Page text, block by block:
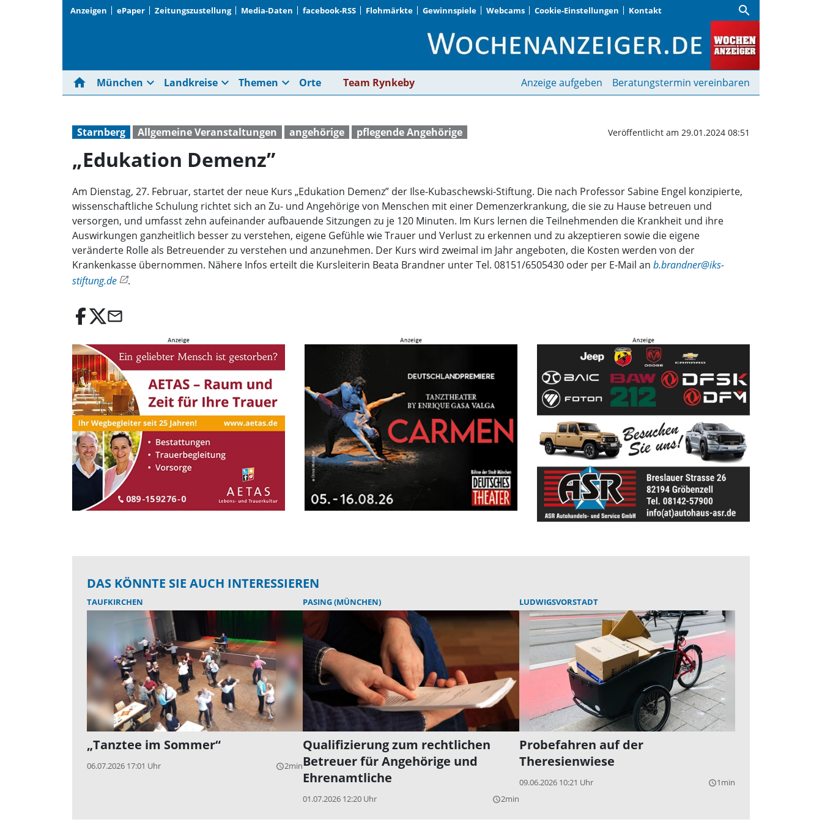
Anzeigen ePaper Zeitungszustellung Media-Daten facebook-RSS Flohmärkte Gewinnspiele Webcams Cookie-Einstellungen Kontakt search
„Edukation Demenz” | Wochenanzeiger
home München expand_more Landkreise expand_more Themen expand_more Orte Team Rynkeby Anzeige aufgeben Beratungstermin vereinbaren
Starnberg Allgemeine Veranstaltungen angehörige pflegende Angehörige Veröffentlicht am 29.01.2024 08:51
„Edukation Demenz”
Am Dienstag, 27. Februar, startet der neue Kurs „Edukation Demenz” der Ilse-Kubaschewski-Stiftung. Die nach Professor Sabine Engel konzipierte,
wissenschaftliche Schulung richtet sich an Zu- und Angehörige von Menschen mit einer Demenzerkrankung, die sie zu Hause betreuen und
versorgen, und umfasst zehn aufeinander aufbauende Sitzungen zu je 120 Minuten. Im Kurs lernen die Teilnehmenden die Krankheit und ihre
Auswirkungen ganzheitlich besser zu verstehen, eigene Gefühle wie Trauer und Verlust zu erkennen und zu akzeptieren sowie die eigene
veränderte Rolle als Betreuender zu verstehen und anzunehmen. Der Kurs wird zweimal im Jahr angeboten, die Kosten werden von der
Krankenkasse übernommen. Nähere Infos erteilt die Kursleiterin Beata Brandner unter Tel. 08151/6505430 oder per E-Mail an b.brandner@iks-
stiftung.de
.
email
DAS KÖNNTE SIE AUCH INTERESSIEREN
TAUFKIRCHEN
„Tanztee im Sommer“
06.07.2026 17:01 Uhr query_builder2min
PASING (MÜNCHEN)
Qualifizierung zum rechtlichen
Betreuer für Angehörige und
Ehrenamtliche
01.07.2026 12:20 Uhr query_builder2min
LUDWIGSVORSTADT
Probefahren auf der
Theresienwiese
09.06.2026 10:21 Uhr query_builder1min